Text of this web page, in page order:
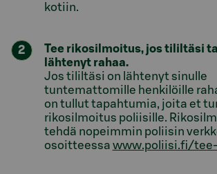
kotiin.
Tee rikosilmoitus, jos tililtäsi
lähtenyt rahaa.
Jos tililtäsi on lähtenyt sinulle
tuntemattomille henkilöille
on tullut tapahtumia, joita et
rikosilmoitus poliisille.
tehdä nopeimmin poliisin
osoitteessa www.poliisi.fi/